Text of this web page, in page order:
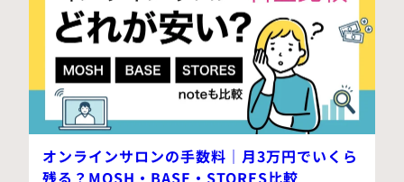
オンラインサロンの手数料｜月3万円でいくら